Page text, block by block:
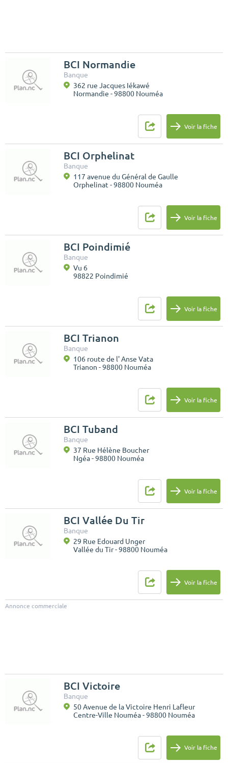
BCI Normandie
Banque
362 rue Jacques Iékawé
Normandie - 98800 Nouméa
Voir la fiche
BCI Orphelinat
Banque
117 avenue du Général de Gaulle
Orphelinat - 98800 Nouméa
Voir la fiche
BCI Poindimié
Banque
Vu 6
98822 Poindimié
Voir la fiche
BCI Trianon
Banque
106 route de l' Anse Vata
Trianon - 98800 Nouméa
Voir la fiche
BCI Tuband
Banque
37 Rue Hélène Boucher
Ngéa - 98800 Nouméa
Voir la fiche
BCI Vallée Du Tir
Banque
29 Rue Edouard Unger
Vallée du Tir - 98800 Nouméa
Voir la fiche
Annonce commerciale
BCI Victoire
Banque
50 Avenue de la Victoire Henri Lafleur
Centre-Ville Nouméa - 98800 Nouméa
Voir la fiche